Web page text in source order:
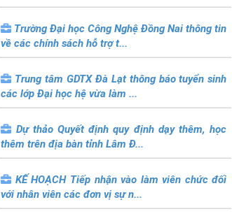
Trường Đại học Công Nghệ Đồng Nai thông tin
về các chính sách hỗ trợ t...
Trung tâm GDTX Đà Lạt thông báo tuyển sinh
các lớp Đại học hệ vừa làm ...
Dự thảo Quyết định quy định dạy thêm, học
thêm trên địa bàn tỉnh Lâm Đ...
KẾ HOẠCH Tiếp nhận vào làm viên chức đối
với nhân viên các đơn vị sự n...